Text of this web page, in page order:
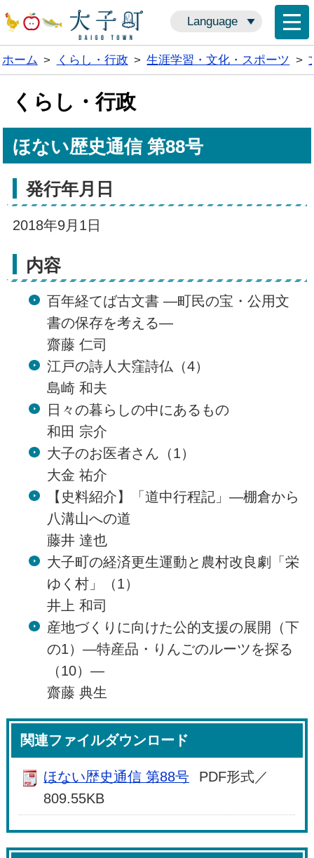
Language
ホーム > くらし・行政 > 生涯学習・文化・スポーツ >
くらし・行政
ほない歴史通信 第88号
発行年月日
2018年9月1日
内容
百年経てば古文書 ―町民の宝・公用文
書の保存を考える―
齋藤 仁司
江戸の詩人大窪詩仏（4）
島崎 和夫
日々の暮らしの中にあるもの
和田 宗介
大子のお医者さん（1）
大金 祐介
【史料紹介】「道中行程記」―棚倉から
八溝山への道
藤井 達也
大子町の経済更生運動と農村改良劇「栄
ゆく村」（1）
井上 和司
産地づくりに向けた公的支援の展開（下
の1）―特産品・りんごのルーツを探る
（10）―
齋藤 典生
関連ファイルダウンロード
ほない歴史通信 第88号
PDF形式／
809.55KB